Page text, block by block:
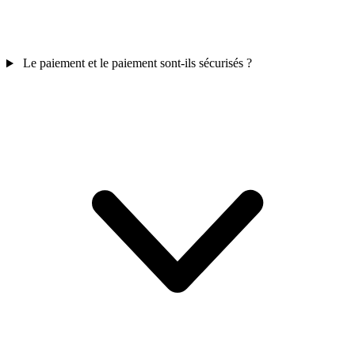
Le paiement et le paiement sont-ils sécurisés ?